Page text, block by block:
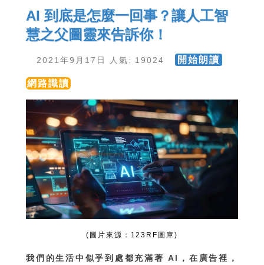
AI 到底是怎麼一回事？讓人工智
慧之父圖靈來告訴你！
2021年9月17日 人氣: 19024 開始朗讀
網路識讀
(圖片來源：123RF圖庫)
我們的生活中似乎到處都充滿著 AI，在廣告裡，